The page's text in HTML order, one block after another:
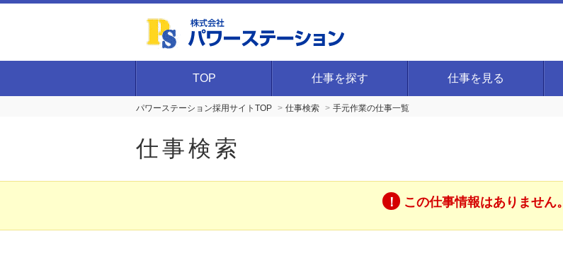
TOP 仕事を探す 仕事を見る
パワーステーション採用サイトTOP 仕事検索 手元作業の仕事一覧
仕事検索
この仕事情報はありません。